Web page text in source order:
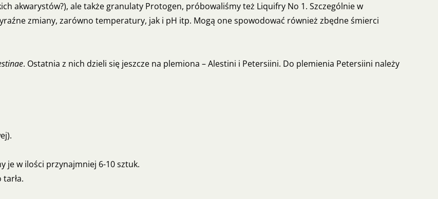
akwarystów?), ale także granulaty Protogen, próbowaliśmy też Liquifry No 1. Szczególnie w
zmiany, zarówno temperatury, jak i pH itp. Mogą one spowodować również zbędne śmierci
. Ostatnia z nich dzieli się jeszcze na plemiona – Alestini i Petersiini. Do plemienia Petersiini należy
je w ilości przynajmniej 6-10 sztuk.